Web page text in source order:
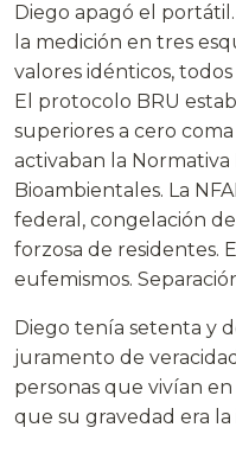
Diego apagó el
la medición en tres
valores idénticos,
El protocolo BRU
superiores a cero
activaban la
Bioambientales. La
federal, congelación
forzosa de residentes.
eufemismos.
Diego tenía setenta y
juramento de
personas que vivían
que su gravedad era